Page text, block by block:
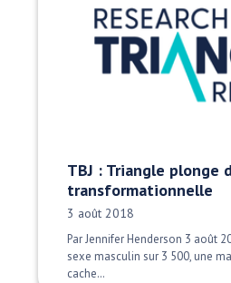
TBJ : Triangle plonge
transformationnelle
Date publiée:
3 août 2018
Par Jennifer Henderson 3 août
sexe masculin sur 3 500, une
cache…